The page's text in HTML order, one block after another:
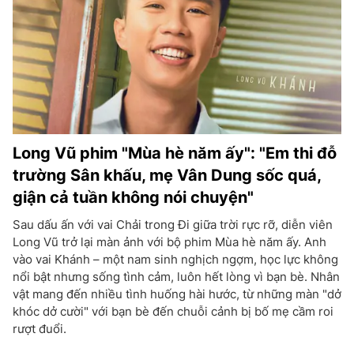
Long Vũ phim "Mùa hè năm ấy": "Em thi đỗ
trường Sân khấu, mẹ Vân Dung sốc quá,
giận cả tuần không nói chuyện"
Sau dấu ấn với vai Chải trong Đi giữa trời rực rỡ, diễn viên
Long Vũ trở lại màn ảnh với bộ phim Mùa hè năm ấy. Anh
vào vai Khánh – một nam sinh nghịch ngợm, học lực không
nổi bật nhưng sống tình cảm, luôn hết lòng vì bạn bè. Nhân
vật mang đến nhiều tình huống hài hước, từ những màn "dở
khóc dở cười" với bạn bè đến chuỗi cảnh bị bố mẹ cầm roi
rượt đuổi.